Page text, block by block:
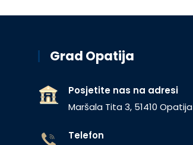
Grad Opatija
Posjetite nas na adresi
Maršala Tita 3, 51410 Opatija
Telefon